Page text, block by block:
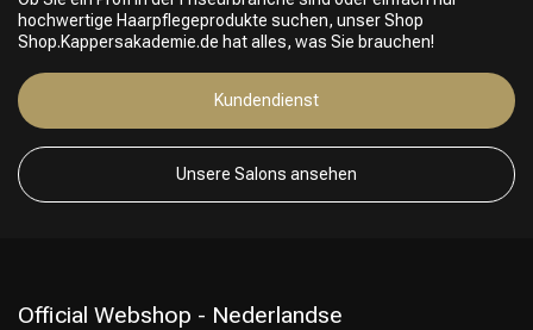
Friseurwahl
hochwertige Haarpflegeprodukte suchen, unser Shop
Shop.Kappersakademie.de hat alles, was Sie brauchen!
Kundendienst
Unsere Salons ansehen
Official Webshop - Nederlandse